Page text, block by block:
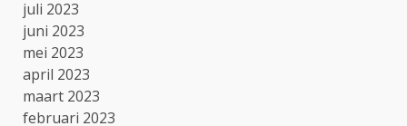
juli 2023
juni 2023
mei 2023
april 2023
maart 2023
februari 2023